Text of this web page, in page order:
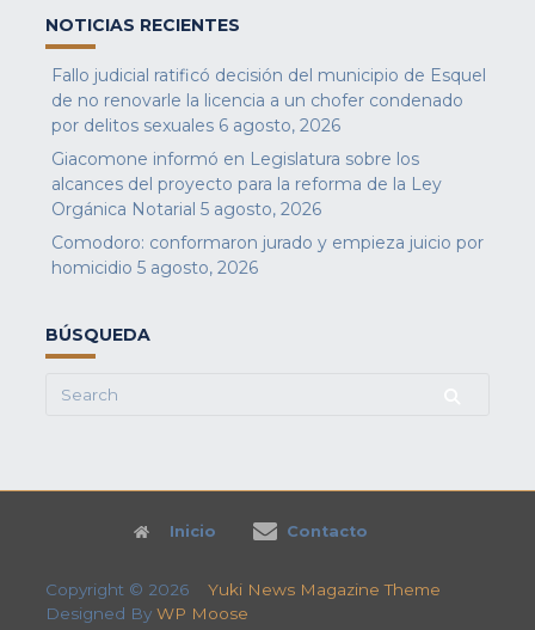
NOTICIAS RECIENTES
Fallo judicial ratificó decisión del municipio de Esquel
de no renovarle la licencia a un chofer condenado
por delitos sexuales 6 agosto, 2026
Giacomone informó en Legislatura sobre los
alcances del proyecto para la reforma de la Ley
Orgánica Notarial 5 agosto, 2026
Comodoro: conformaron jurado y empieza juicio por
homicidio 5 agosto, 2026
BÚSQUEDA
Search
Inicio Contacto
Copyright © 2026 Yuki News Magazine Theme
Designed By WP Moose